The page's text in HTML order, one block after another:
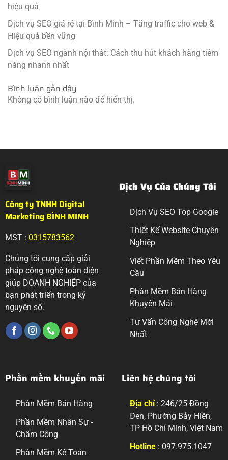
hiệu quả
Dịch vụ SEO giá rẻ tại Bình Minh – Tăng traffic cho web &
Hiệu quả bền vững
Dịch vụ SEO ngành nội thất: Cách thu hút khách hàng tiềm
năng nhanh nhất
Bình luận gần đây
Không có bình luận nào để hiển thị.
Công ty TNHH Digital
Marketing BÌNH MINH
MST : 0315783562
Chúng tôi cung cấp giải
pháp công nghệ toàn diện
giúp DOANH NGHIỆP của
bạn phát triển trong kỷ
nguyên số.
Dịch Vụ Của Chúng Tôi
Dịch Vụ SEO Top Google
Thiết Kế Website Chuyên
Nghiệp
Viết Phần Mềm Theo Yêu
Cầu
Phần Mềm Bán Hàng
Khuyến Mãi
Tư Vấn Công Nghệ Mới
Nhất
Phần mềm khuyến mãi
Phần Mềm Bán Hàng
Phần Mềm Nhân Sự -
Chấm Công
Phần Mềm Kế Toán
Liên hệ chúng tôi
Địa chỉ: 246/25 Đồng
Đen, Phường Bảy Hiền,
TP Hồ Chí Minh, Việt Nam
Hotline: 097.975.1047